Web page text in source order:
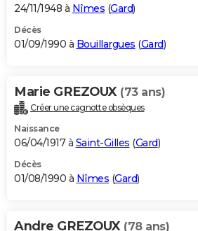
24/11/1948 à Nîmes (Gard)
Décès
01/09/1990 à Bouillargues (Gard)
Marie GREZOUX (73 ans)
Créer une cagnotte obsèques
Naissance
06/04/1917 à Saint-Gilles (Gard)
Décès
01/08/1990 à Nîmes (Gard)
Andre GREZOUX (78 ans)